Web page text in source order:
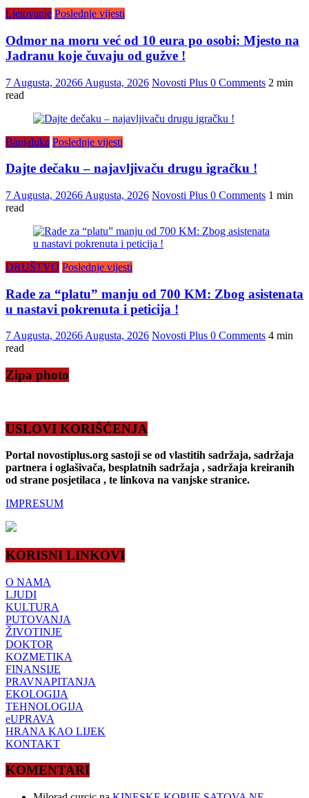
Ljetovanje Poslednje vijesti
Odmor na moru već od 10 eura po osobi: Mjesto na
Jadranu koje čuvaju od gužve !
7 Augusta, 20266 Augusta, 2026 Novosti Plus 0 Comments 2 min
read
Banjaluka Poslednje vijesti
Dajte dečaku – najavljivaču drugu igračku !
7 Augusta, 20266 Augusta, 2026 Novosti Plus 0 Comments 1 min
read
DRUŠTVO Poslednje vijesti
Rade za “platu” manju od 700 KM: Zbog asistenata
u nastavi pokrenuta i peticija !
7 Augusta, 20266 Augusta, 2026 Novosti Plus 0 Comments 4 min
read
Zipa photo
USLOVI KORIŠĆENJA
Portal novostiplus.org sastoji se od vlastitih sadržaja, sadržaja
partnera i oglašivača, besplatnih sadržaja , sadržaja kreiranih
od strane posjetilaca , te linkova na vanjske stranice.
IMPRESUM
KORISNI LINKOVI
O NAMA
LJUDI
KULTURA
PUTOVANJA
ŽIVOTINJE
DOKTOR
KOZMETIKA
FINANSIJE
PRAVNAPITANJA
EKOLOGIJA
TEHNOLOGIJA
eUPRAVA
HRANA KAO LIJEK
KONTAKT
KOMENTARI